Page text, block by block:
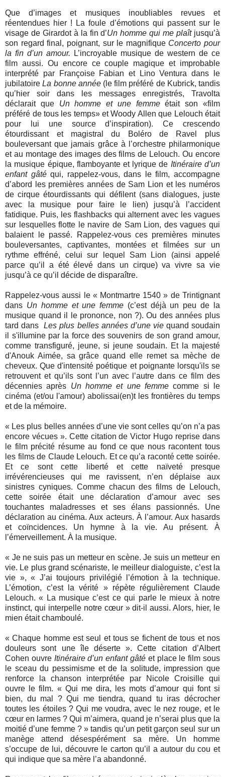
Que d’images et musiques inoubliables revues et
réentendues hier ! La foule d’émotions qui passent sur le
visage de Girardot à la fin d’Un homme qui me plaîtjusqu’à
son regard final, poignant, sur le magnifique Concerto pour
la fin d’un amour. L’incroyable musique de western de ce
film aussi. Ou encore ce couple magique et improbable
interprété par Françoise Fabian et Lino Ventura dans le
jubilatoireLa bonne année (le film préféré de Kubrick, tandis
qu’hier soir dans les messages enregistrés, Travolta
déclarait que Un homme et une femmeétait son «film
préféré de tous les temps» et Woody Allen que Lelouch était
pour lui une source d’inspiration). Ce crescendo
étourdissant et magistral du Boléro de Ravel plus
bouleversant que jamais grâce à l’orchestre philarmonique
et au montage des images des films de Lelouch. Ou encore
la musique épique, flamboyante et lyrique de Itinéraire d’un
enfant gâtéqui, rappelez-vous, dans le film, accompagne
d’abord les premières années de Sam Lion et les numéros
de cirque étourdissants qui défilent (sans dialogues, juste
avec la musique pour faire le lien) jusqu’à l’accident
fatidique. Puis, les flashbacks qui alternent avec les vagues
sur lesquelles flotte le navire de Sam Lion, des vagues qui
balaient le passé. Rappelez-vous ces premières minutes
bouleversantes, captivantes, montées et filmées sur un
rythme effréné, celui sur lequel Sam Lion (ainsi appelé
parce qu’il a été élevé dans un cirque) va vivre sa vie
jusqu’à ce qu’il décide de disparaître.
Rappelez-vous aussi le « Montmartre 1540 » de Trintignant
dans Un homme et une femme (c’est déjà un peu de la
musique quand il le prononce, non ?). Ou des années plus
tard dansLes plus belles années d’une viequand soudain
il s'illumine par la force des souvenirs de son grand amour,
comme transfiguré, jeune, si jeune soudain. Et la majesté
d'Anouk Aimée, sa grâce quand elle remet sa mèche de
cheveux. Que d'intensité poétique et poignante lorsqu'ils se
retrouvent et qu’ils sont l’un avec l’autre dans ce film des
décennies après Un homme et une femmecomme si le
cinéma (et/ou l'amour) abolissai(en)t les frontières du temps
et de la mémoire.
« Les plus belles années d’une vie sont celles qu’on n’a pas
encore vécues ». Cette citation de Victor Hugo reprise dans
le film précité résume au fond ce que nous racontent tous
les films de Claude Lelouch. Et ce qu’a raconté cette soirée.
Et ce sont cette liberté et cette naïveté presque
irrévérencieuses qui me ravissent, n’en déplaise aux
sinistres cyniques. Comme chacun des films de Lelouch,
cette soirée était une déclaration d’amour avec ses
touchantes maladresses et ses élans passionnés. Une
déclaration au cinéma. Aux acteurs. À l’amour. Aux hasards
et coïncidences. Un hymne à la vie. Au présent. À
l’émerveillement. À la musique.
« Je ne suis pas un metteur en scène. Je suis un metteur en
vie. Le plus grand scénariste, le meilleur dialoguiste, c’est la
vie », « J’ai toujours privilégié l’émotion à la technique.
L’émotion, c’est la vérité » répète régulièrement Claude
Lelouch. « La musique c’est ce qui parle le mieux à notre
instinct, qui interpelle notre cœur » dit-il aussi. Alors, hier, le
mien était chamboulé.
« Chaque homme est seul et tous se fichent de tous et nos
douleurs sont une île déserte ». Cette citation d’Albert
Cohen ouvre Itinéraire d’un enfant gâté et place le film sous
le sceau du pessimisme et de la solitude, impression que
renforce la chanson interprétée par Nicole Croisille qui
ouvre le film. « Qui me dira, les mots d’amour qui font si
bien, du mal ? Qui me tiendra, quand tu iras décrocher
toutes les étoiles ? Qui me voudra, avec le nez rouge, et le
cœur en larmes ? Qui m’aimera, quand je n’serai plus que la
moitié d’une femme ? » tandis qu’un petit garçon seul sur un
manège attend désespérément sa mère. Un homme
s’occupe de lui, découvre le carton qu’il a autour du cou et
qui indique que sa mère l’a abandonné.